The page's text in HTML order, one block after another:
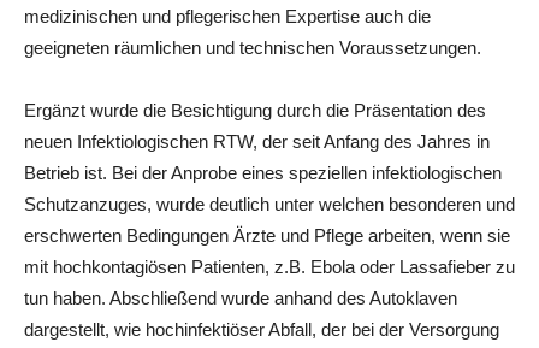
medizinischen und pflegerischen Expertise auch die
geeigneten räumlichen und technischen Voraussetzungen.
Ergänzt wurde die Besichtigung durch die Präsentation des
neuen Infektiologischen RTW, der seit Anfang des Jahres in
Betrieb ist. Bei der Anprobe eines speziellen infektiologischen
Schutzanzuges, wurde deutlich unter welchen besonderen und
erschwerten Bedingungen Ärzte und Pflege arbeiten, wenn sie
mit hochkontagiösen Patienten, z.B. Ebola oder Lassafieber zu
tun haben. Abschließend wurde anhand des Autoklaven
dargestellt, wie hochinfektiöser Abfall, der bei der Versorgung